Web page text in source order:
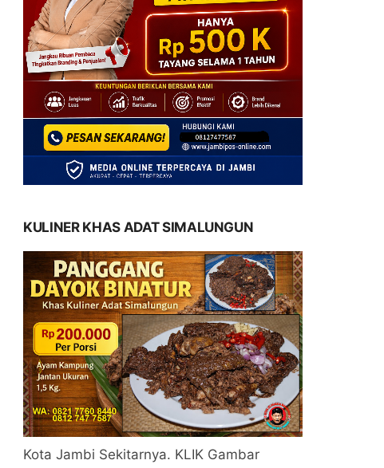
KULINER KHAS ADAT SIMALUNGUN
Kota Jambi Sekitarnya. KLIK Gambar